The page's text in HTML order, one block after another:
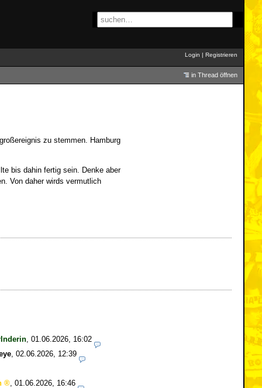
Login | Registrieren
in Thread öffnen
zu stemmen. Hamburg
bis dahin fertig sein. Denke aber
Von daher wirds vermutlich
01.06.2026, 16:02
02.06.2026, 12:39
01.06.2026, 16:46